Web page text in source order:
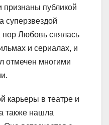
публикой
суперзвездой
пор Любовь снялась
и сериалах, и
отмечен многими
карьеры в театре и
также нашла